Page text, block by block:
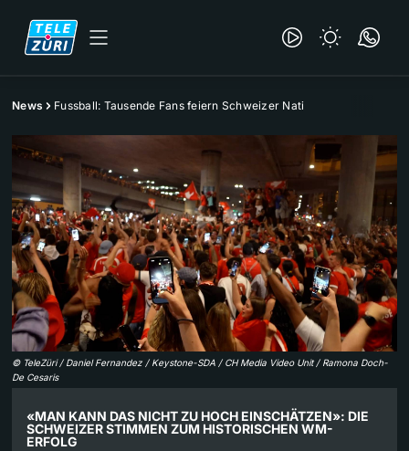
News Fussball: Tausende Fans feiern Schweizer Nati
© TeleZüri / Daniel Fernandez / Keystone-SDA / CH Media Video Unit / Ramona Doch-
De Cesaris
«MAN KANN DAS NICHT ZU HOCH EINSCHÄTZEN»: DIE
SCHWEIZER STIMMEN ZUM HISTORISCHEN WM-
ERFOLG